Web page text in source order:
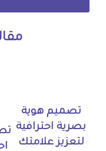
تصميم هوية
بصرية احترافية
لتعزيز علامتك